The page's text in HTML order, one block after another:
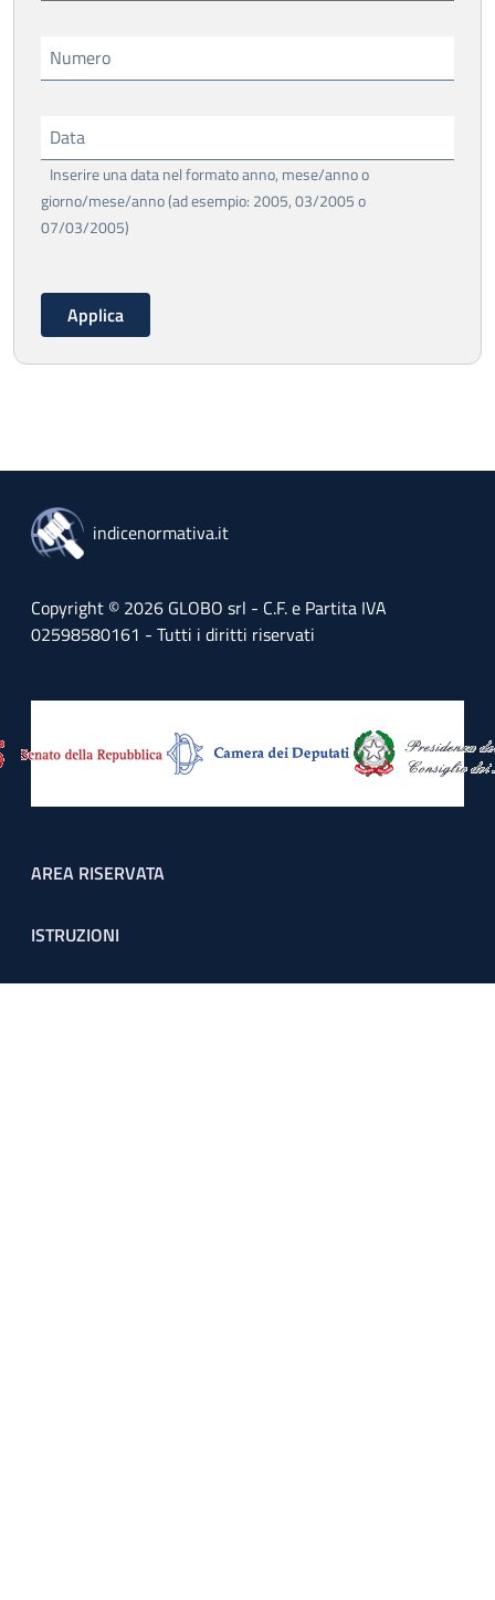
Numero
Data
Inserire una data nel formato anno, mese/anno o
giorno/mese/anno (ad esempio: 2005, 03/2005 o
07/03/2005)
indicenormativa.it
Copyright © 2026 GLOBO srl - C.F. e Partita IVA
02598580161 - Tutti i diritti riservati
Footer menu
AREA RISERVATA
ISTRUZIONI